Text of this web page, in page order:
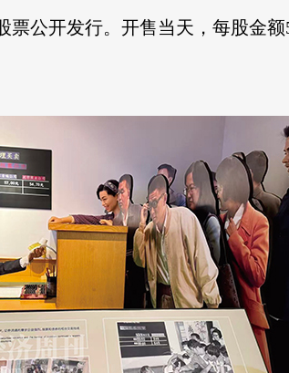
票公开发行。开售当天，每股金